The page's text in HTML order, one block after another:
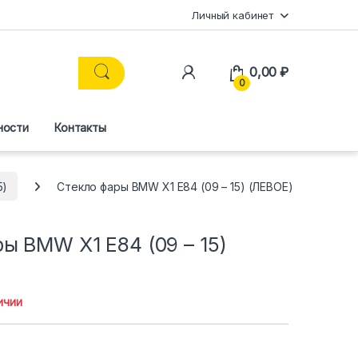
Личный кабинет
0
0,00₽
Контакты
Стекло фары BMW X1 E84 (09 – 15) (ЛЕВОЕ)
BMW X1 E84 (09 – 15)